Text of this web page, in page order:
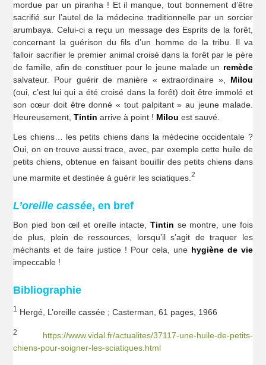
mordue par un piranha ! Et il manque, tout bonnement d’être
sacrifié sur l’autel de la médecine traditionnelle par un sorcier
arumbaya. Celui-ci a reçu un message des Esprits de la forêt,
concernant la guérison du fils d’un homme de la tribu. Il va
falloir sacrifier le premier animal croisé dans la forêt par le père
de famille, afin de constituer pour le jeune malade un remède
salvateur. Pour guérir de manière « extraordinaire », Milou
(oui, c’est lui qui a été croisé dans la forêt) doit être immolé et
son cœur doit être donné « tout palpitant » au jeune malade.
Heureusement,Tintin arrive à point ! Milou est sauvé.
Les chiens… les petits chiens dans la médecine occidentale ?
Oui, on en trouve aussi trace, avec, par exemple cette huile de
petits chiens, obtenue en faisant bouillir des petits chiens dans
une marmite et destinée à guérir les sciatiques.2
L’oreille cassée, en bref
Bon pied bon œil et oreille intacte, Tintin se montre, une fois
de plus, plein de ressources, lorsqu’il s’agit de traquer les
méchants et de faire justice ! Pour cela, une hygiène de vie
impeccable !
Bibliographie
1 Hergé, L’oreille cassée ; Casterman, 61 pages, 1966
2
https://www.vidal.fr/actualites/37117-une-huile-de-petits-
chiens-pour-soigner-les-sciatiques.html